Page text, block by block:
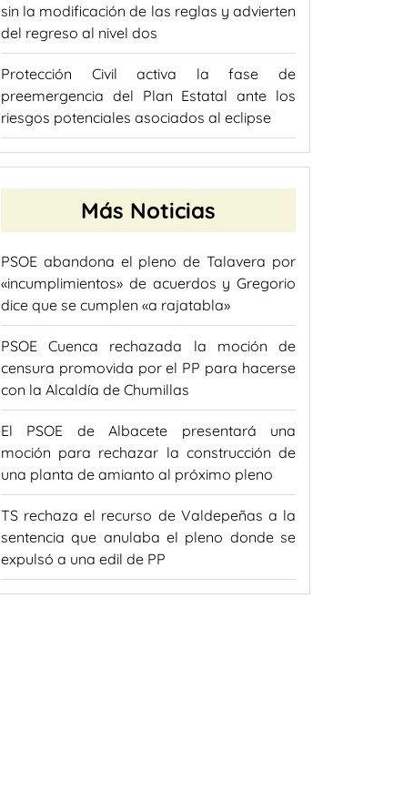
sin la modificación de las reglas y advierten
del regreso al nivel dos
Protección Civil activa la fase de
preemergencia del Plan Estatal ante los
riesgos potenciales asociados al eclipse
Más Noticias
PSOE abandona el pleno de Talavera por
«incumplimientos» de acuerdos y Gregorio
dice que se cumplen «a rajatabla»
PSOE Cuenca rechazada la moción de
censura promovida por el PP para hacerse
con la Alcaldía de Chumillas
El PSOE de Albacete presentará una
moción para rechazar la construcción de
una planta de amianto al próximo pleno
TS rechaza el recurso de Valdepeñas a la
sentencia que anulaba el pleno donde se
expulsó a una edil de PP